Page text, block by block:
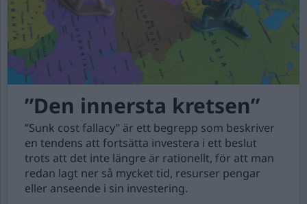
”Den innersta kretsen”
”Sunk cost fallacy” är ett begrepp som beskriver
en tendens att fortsätta investera i ett beslut
trots att det inte längre är rationellt, för att man
redan lagt ner så mycket tid, resurser pengar
eller anseende i sin investering.